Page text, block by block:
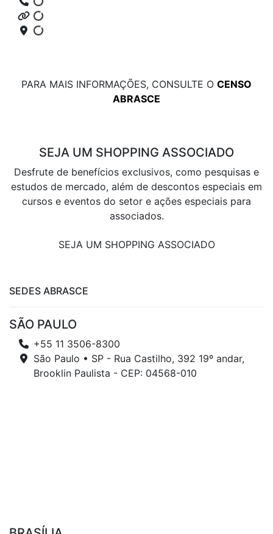
PARA MAIS INFORMAÇÕES, CONSULTE O CENSO
ABRASCE
SEJA UM SHOPPING ASSOCIADO
Desfrute de benefícios exclusivos, como pesquisas e
estudos de mercado, além de descontos especiais em
cursos e eventos do setor e ações especiais para
associados.
SEJA UM SHOPPING ASSOCIADO
SEDES ABRASCE
SÃO PAULO
+55 11 3506-8300
São Paulo • SP - Rua Castilho, 392 19º andar,
Brooklin Paulista - CEP: 04568-010